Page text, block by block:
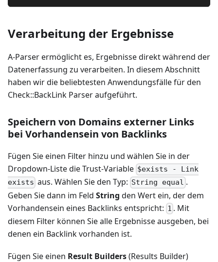
Verarbeitung der Ergebnisse
A-Parser ermöglicht es, Ergebnisse direkt während der
Datenerfassung zu verarbeiten. In diesem Abschnitt
haben wir die beliebtesten Anwendungsfälle für den
Check::BackLink Parser aufgeführt.
Speichern von Domains externer Links
bei Vorhandensein von Backlinks
Fügen Sie einen Filter hinzu und wählen Sie in der
Dropdown-Liste die Trust-Variable $exists - Link
exists aus. Wählen Sie den Typ: String equal .
Geben Sie dann im Feld String den Wert ein, der dem
Vorhandensein eines Backlinks entspricht: 1 . Mit
diesem Filter können Sie alle Ergebnisse ausgeben, bei
denen ein Backlink vorhanden ist.
Fügen Sie einen Result Builders(Results Builder)